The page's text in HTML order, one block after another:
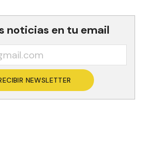
noticias en tu email
NEWSLETTER